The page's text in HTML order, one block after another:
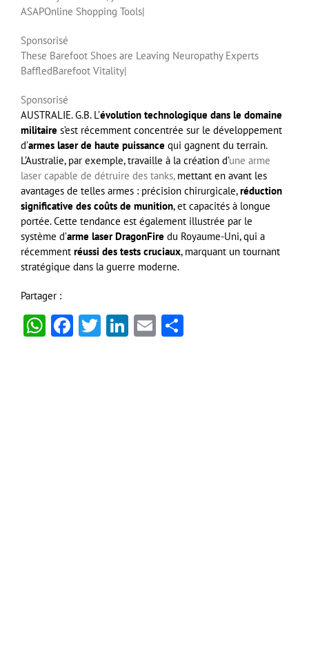
ASAPOnline Shopping Tools|
Sponsorisé
These Barefoot Shoes are Leaving Neuropathy Experts
BaffledBarefoot Vitality|
Sponsorisé
AUSTRALIE. G.B. L’évolution technologique dans le domaine
militaire s’est récemment concentrée sur le développement
d’armes laser de haute puissance qui gagnent du terrain.
L’Australie, par exemple, travaille à la création d’une arme
laser capable de détruire des tanks,mettant en avant les
avantages de telles armes : précision chirurgicale,réduction
significative des coûts de munition, et capacités à longue
portée. Cette tendance est également illustrée par le
système d’arme laser DragonFire du Royaume-Uni, qui a
récemment réussi des tests cruciaux, marquant un tournant
stratégique dans la guerre moderne.
Partager :
WhatsApp
Facebook
Twitter
LinkedIn
Email